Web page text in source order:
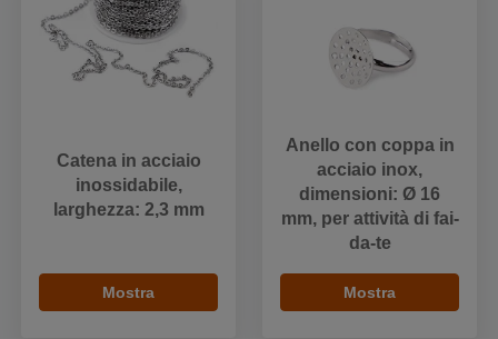
Catena in acciaio
inossidabile,
larghezza: 2,3 mm
Mostra
Anello con coppa in
acciaio inox,
dimensioni: Ø 16
mm, per attività di fai-
da-te
Mostra